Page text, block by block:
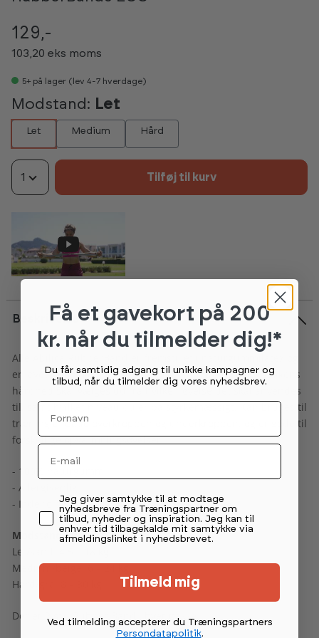
129,-
103,20 eks moms
5+ på lager (lev 4-7 hverdage)
Modstand: Let
Let Medium Hård
1 Tilføj til kurv
Beskrivelse
Alle Abilica RubberBand er fremstillet i naturgummilatex og
er lavet i 3 styrkeniveauer - let, medium og hård. Elastikkens
hårdhed skal vælges ud fra hvilken øvelse det skal anvendes
til, samt hvilket niveau du er på styrkemæssigt. Kan bruges til
træning af både overkroppen og underkroppen, og er gode til
forskellige opvarmningsøvelser.
- 100% naturgummi
- Allergivenlig
- Indeholder ingen syntetiske materialer
Modstand RubberBand
Let/sand: 4.5 – 18 kg
Medium/beige: 6 – 24 kg
Hård/grå: 8 – 30 kg
Der er 2 stk. Rubber Band i hver pakke.
Få et gavekort på 200
kr. når du tilmelder dig!*
Du får samtidig adgang til unikke kampagner og
tilbud, når du tilmelder dig vores nyhedsbrev.
Fornavn
Email
Permission tekst
Jeg giver samtykke til at modtage
nyhedsbreve fra Træningspartner om
tilbud, nyheder og inspiration. Jeg kan til
enhver tid tilbagekalde mit samtykke via
afmeldingslinket i nyhedsbrevet.
Tilmeld mig
Ved tilmelding accepterer du Træningspartners
Persondatapolitik.